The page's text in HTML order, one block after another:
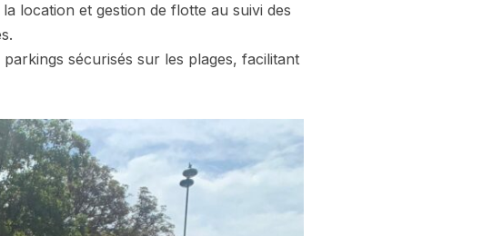
location et gestion de flotte au suivi des
sécurisés sur les plages, facilitant